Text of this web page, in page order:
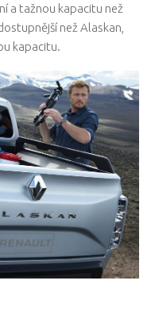
a tažnou kapacitu než
než Alaskan,
kapacitu.